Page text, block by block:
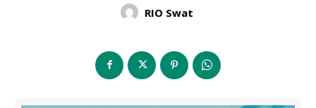
RIO Swat